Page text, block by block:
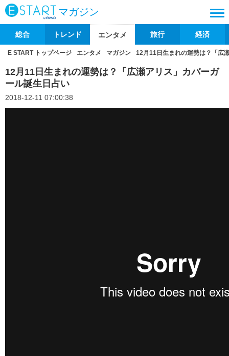
マガジン
総合 トレンド エンタメ 旅行 経済
E START トップページ エンタメ マガジン 12月11日生まれの運勢は？「広
12月11日生まれの運勢は？「広瀬アリス」カバーガ
ール誕生日占い
2018-12-11 07:00:38